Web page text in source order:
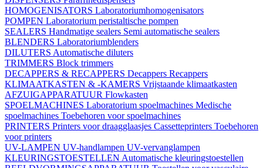
HOMOGENISATORS Laboratoriumhomogenisators
POMPEN Laboratorium peristaltische pompen
SEALERS Handmatige sealers Semi automatische sealers
BLENDERS Laboratoriumblenders
DILUTERS Automatische diluters
TRIMMERS Block trimmers
DECAPPERS & RECAPPERS Decappers Recappers
KLIMAATKASTEN & -KAMERS Vrijstaande klimaatkasten
AFZUIGAPPARATUUR Flowkasten
SPOELMACHINES Laboratorium spoelmachines Medische
spoelmachines Toebehoren voor spoelmachines
PRINTERS Printers voor draagglaasjes Cassetteprinters Toebehoren
voor printers
UV-LAMPEN UV-handlampen UV-vervanglampen
KLEURINGSTOESTELLEN Automatische kleuringstoestellen